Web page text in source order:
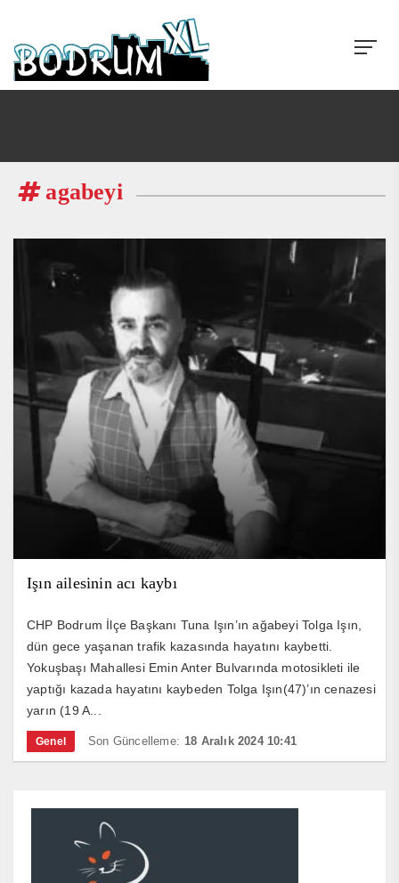
agabeyi
Işın ailesinin acı kaybı
CHP Bodrum İlçe Başkanı Tuna Işın’ın ağabeyi Tolga Işın,
dün gece yaşanan trafik kazasında hayatını kaybetti.
Yokuşbaşı Mahallesi Emin Anter Bulvarında motosikleti ile
yaptığı kazada hayatını kaybeden Tolga Işın(47)’ın cenazesi
yarın (19 A...
Genel Son Güncelleme: 18 Aralık 2024 10:41